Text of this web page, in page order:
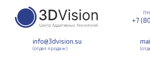
info@3dvision.su
(отдел продаж)
+7